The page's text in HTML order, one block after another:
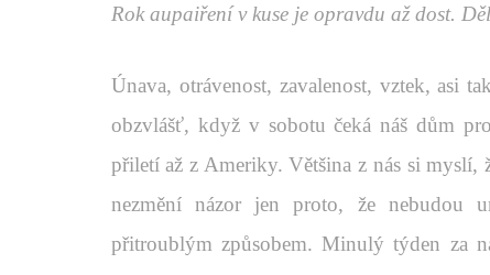
Rok aupaiření v kuse je opravdu až dost.
Únava, otrávenost, zavalenost, vztek, asi
obzvlášť, když v sobotu čeká náš dům
přiletí až z Ameriky. Většina z nás si
nezmění názor jen proto, že nebudou
přitroublým způsobem. Minulý týden za